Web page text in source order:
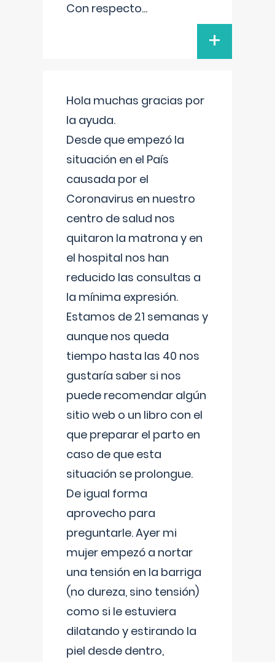
Con respecto...
+
Hola muchas gracias por
la ayuda.
Desde que empezó la
situación en el País
causada por el
Coronavirus en nuestro
centro de salud nos
quitaron la matrona y en
el hospital nos han
reducido las consultas a
la mínima expresión.
Estamos de 21 semanas y
aunque nos queda
tiempo hasta las 40 nos
gustaría saber si nos
puede recomendar algún
sitio web o un libro con el
que preparar el parto en
caso de que esta
situación se prolongue.
De igual forma
aprovecho para
preguntarle. Ayer mi
mujer empezó a nortar
una tensión en la barriga
(no dureza, sino tensión)
como si le estuviera
dilatando y estirando la
piel desde dentro,